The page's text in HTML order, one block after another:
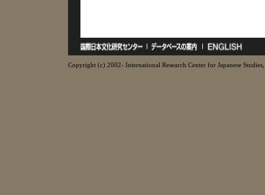
Copyright (c) 2002- International Research Center for Japanese